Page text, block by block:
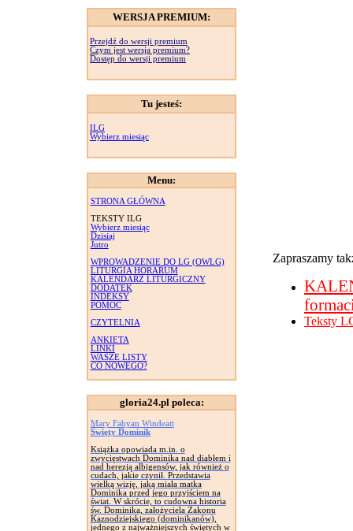
WERSJA PREMIUM:
Przejdź do wersji premium
Czym jest wersja premium?
Dostęp do wersji premium
Tu jesteś:
ILG
Wybierz miesiąc
Menu:
STRONA GŁÓWNA
TEKSTY ILG
Wybierz miesiąc
Dzisiaj
Jutro
WPROWADZENIE DO LG (OWLG)
LITURGIA HORARUM
KALENDARZ LITURGICZNY
DODATEK
INDEKSY
POMOC
CZYTELNIA
ANKIETA
LINKI
WASZE LISTY
CO NOWEGO?
gloria24.pl poleca:
Mary Fabyan Windeatt
Święty Dominik
Książka opowiada m.in. o
zwycięstwach Dominika nad diabłem i
nad herezją albigensów, jak również o
cudach, jakie czynił. Przedstawia
wielką wizję, jaką miała matka
Dominika przed jego przyjściem na
świat. W skrócie, to cudowna historia
św. Dominika, założyciela Zakonu
Kaznodziejskiego (dominikanów),
jednego z najważniejszych świętych w
Zapraszamy
Teksty